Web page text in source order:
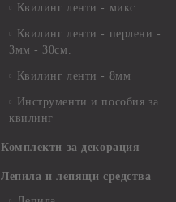
Квилинг ленти - микс
Квилинг ленти - перлени -
3мм - 30см.
Квилинг ленти - 8мм
Инструменти и пособия за
квилинг
Комплекти за декорация
Лепила и лепящи средства